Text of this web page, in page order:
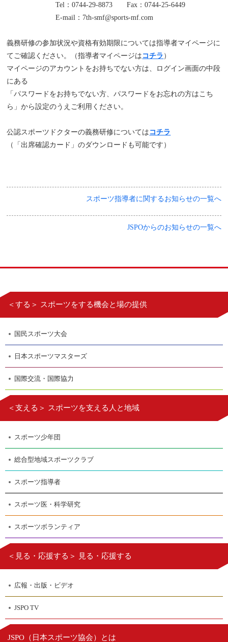
Tel：0744-29-8873 Fax：0744-25-6449
E-mail：7th-smf@sports-mf.com
義務研修の参加状況や資格有効期限については指導者マイページに
てご確認ください。（指導者マイページは コチラ ）
マイページのアカウントをお持ちでない方は、ログイン画面の中段
にある
「パスワードをお持ちでない方、パスワードをお忘れの方はこち
ら」から設定のうえご利用ください。
公認スポーツドクターの義務研修については コチラ
（「出席確認カード」のダウンロードも可能です）
スポーツ指導者に関するお知らせの一覧へ
JSPOからのお知らせの一覧へ
＜する＞ スポーツをする機会と場の提供
国民スポーツ大会
日本スポーツマスターズ
国際交流・国際協力
＜支える＞ スポーツを支える人と地域
スポーツ少年団
総合型地域スポーツクラブ
スポーツ指導者
スポーツ医・科学研究
スポーツボランティア
＜見る・応援する＞ 見る・応援する
広報・出版・ビデオ
JSPO TV
JSPO（ 日本スポーツ協会）とは